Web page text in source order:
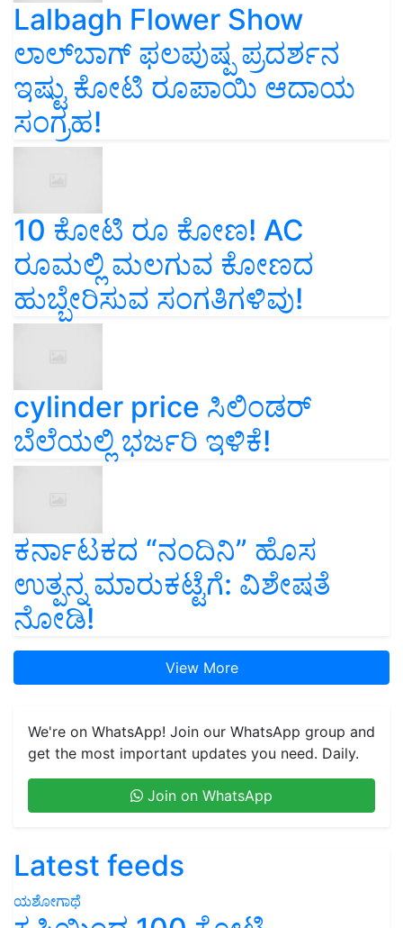
Lalbagh Flower Show
ಲಾಲ್‌ಬಾಗ್ ಫಲಪುಷ್ಪ ಪ್ರದರ್ಶನ
ಇಷ್ಟು ಕೋಟಿ ರೂಪಾಯಿ ಆದಾಯ
ಸಂಗ್ರಹ!
10 ಕೋಟಿ ರೂ ಕೋಣ! AC
ರೂಮಲ್ಲಿ ಮಲಗುವ ಕೋಣದ
ಹುಬ್ಬೇರಿಸುವ ಸಂಗತಿಗಳಿವು!
cylinder price ಸಿಲಿಂಡರ್‌
ಬೆಲೆಯಲ್ಲಿ ಭರ್ಜರಿ ಇಳಿಕೆ!
ಕರ್ನಾಟಕದ “ನಂದಿನಿ” ಹೊಸ
ಉತ್ಪನ್ನ ಮಾರುಕಟ್ಟೆಗೆ: ವಿಶೇಷತೆ
ನೋಡಿ!
View More
We're on WhatsApp! Join our WhatsApp group and
get the most important updates you need. Daily.
Join on WhatsApp
Latest feeds
ಯಶೋಗಾಥೆ